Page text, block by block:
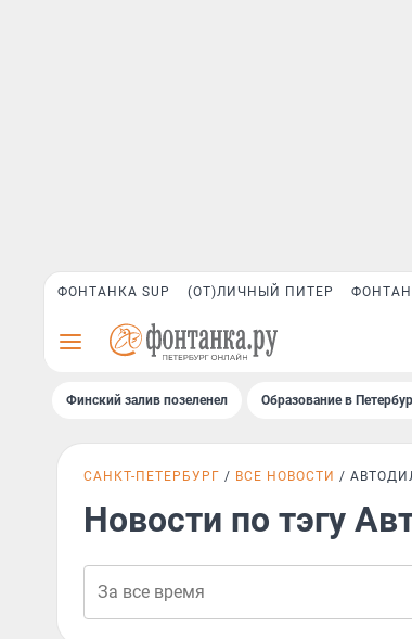
ФОНТАНКА SUP (ОТ)ЛИЧНЫЙ ПИТЕР
Финский залив позеленел Образование в
САНКТ-ПЕТЕРБУРГ ВСЕ НОВОСТИ
Новости по тэгу